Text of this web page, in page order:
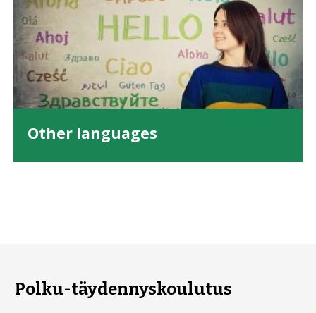
Other languages
Polku-täydennyskoulutus